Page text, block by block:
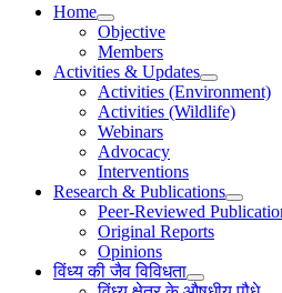
Home
Objective
Members
Activities & Updates
Activities (Environment)
Activities (Wildlife)
Webinars
Advocacy
Interventions
Research & Publications
Peer-Reviewed
Original Reports
Opinions
विंध्य की जैव विविधता